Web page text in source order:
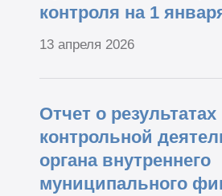
контроля на 1
13 апреля 2026
Отчет о результатах
контрольной
органа внутреннего
муниципального